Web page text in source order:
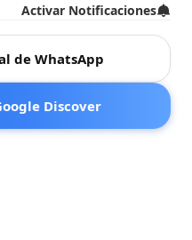
Activar Notificaciones
de WhatsApp
Discover